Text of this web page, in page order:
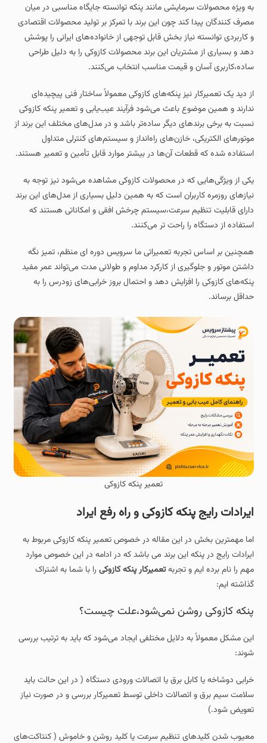
به‌ ویژه محصولات سرمایشی مانند پنکه توانسته جایگاه مناسبی در میان
مصرف‌ کنندگان پیدا کند چون این برند با تمرکز بر تولید محصولات اقتصادی
و کاربردی توانسته نیاز بخش قابل توجهی از خانواده‌های ایرانی را پوشش
دهد و بسیاری از مشتریان این برند محصولات کازوکی را به دلیل طراحی
ساده،کاربری آسان و قیمت مناسب انتخاب می‌کنند.
از دید یک تعمیرکار نیز پنکه‌های کازوکی معمولاً ساختار فنی پیچیده‌ای
ندارند و همین موضوع باعث می‌شود فرآیند عیب‌یابی و تعمیر پنکه کازوکی
نسبت به برخی برندهای دیگر ساده‌تر باشد و در مدل‌های مختلف این برند از
موتورهای الکتریکی، خازن‌های راه‌انداز و سیستم‌های کنترلی متداول
استفاده شده که قطعات آن‌ها در بیشتر موارد قابل تأمین و تعمیر هستند.
یکی از ویژگی‌هایی که در محصولات کازوکی مشاهده می‌شود نیز توجه به
نیازهای روزمره کاربران است که به همین دلیل بسیاری از مدل‌های این برند
دارای قابلیت تنظیم سرعت،سیستم چرخش افقی و امکاناتی هستند که
استفاده از دستگاه را راحت‌ تر می‌کنند.
همچنین بر اساس تجربه تعمیراتی ما سرویس دوره‌ ای منظم، تمیز نگه
داشتن موتور و جلوگیری از کارکرد مداوم و طولانی‌ مدت می‌تواند عمر مفید
پنکه‌های کازوکی را افزایش دهد و احتمال بروز خرابی‌های زودرس را به
حداقل برساند.
تعمیر پنکه کازوکی
ایرادات رایج پنکه کازوکی و راه رفع ایراد
اما مهمترین بخش در این مقاله در خصوص تعمیر پنکه کازوکی مربوط به
ایرادات رایج در پنکه این برند می باشد که در ادامه در این خصوص موارد
مهم را نام برده ایم و تجربهتعمیرکار پنکه کازوکی را با شما به اشتراک
گذاشته ایم:
پنکه کازوکی روشن نمی‌شود،علت چیست؟
این مشکل معمولاً به دلایل مختلفی ایجاد می‌شود که باید به ترتیب بررسی
شوند:
خرابی دوشاخه یا کابل برق یا اتصالات ورودی دستگاه ( در این حالت باید
سلامت سیم برق و اتصالات داخلی توسط تعمیرکار بررسی و در صورت نیاز
تعویض شود.)
معیوب شدن کلیدهای تنظیم سرعت یا کلید روشن و خاموش ( کنتاکت‌های